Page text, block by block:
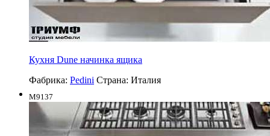
Кухня Dune начинка ящика
Фабрика: Pedini Страна: Италия
M9137